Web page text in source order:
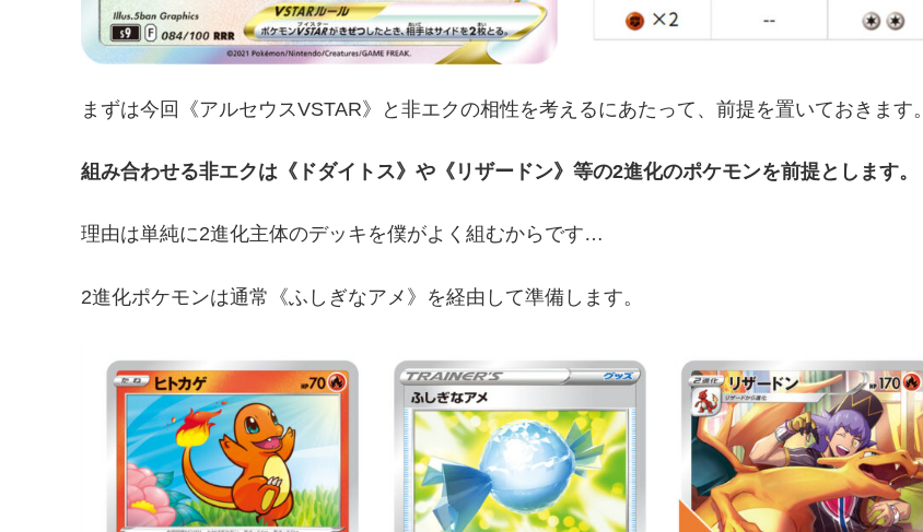
まずは今回《アルセウスVSTAR》と非エクの相性を考えるにあたって、前提を置いておきます。
組み合わせる非エクは《ドダイトス》や《リザードン》等の2進化のポケモンを前提とします。
理由は単純に2進化主体のデッキを僕がよく組むからです…
2進化ポケモンは通常《ふしぎなアメ》を経由して準備します。